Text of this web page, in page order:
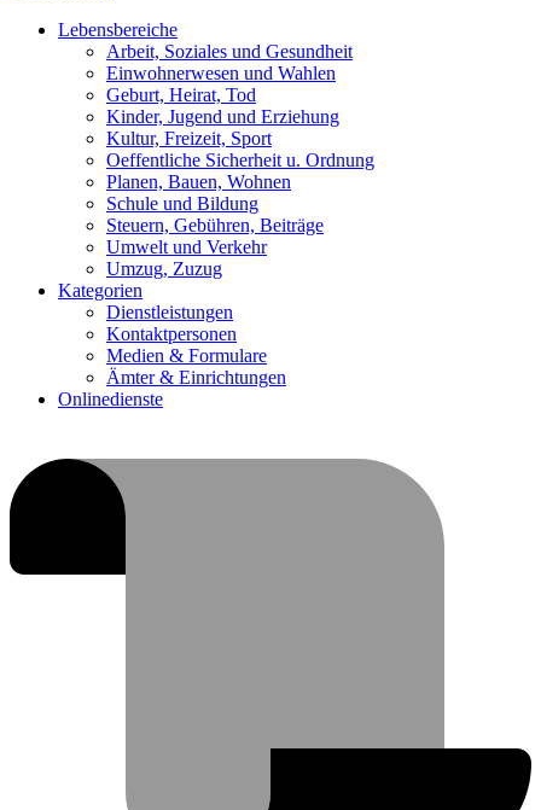
Lebensbereiche
Arbeit, Soziales und Gesundheit
Einwohnerwesen und Wahlen
Geburt, Heirat, Tod
Kinder, Jugend und Erziehung
Kultur, Freizeit, Sport
Oeffentliche Sicherheit u. Ordnung
Planen, Bauen, Wohnen
Schule und Bildung
Steuern, Gebühren, Beiträge
Umwelt und Verkehr
Umzug, Zuzug
Kategorien
Dienstleistungen
Kontaktpersonen
Medien & Formulare
Ämter & Einrichtungen
Onlinedienste